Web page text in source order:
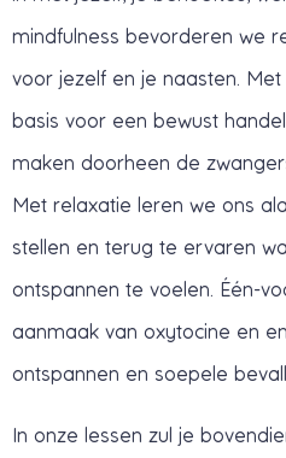
mindfulness bevorderen we
voor jezelf en je naasten.
basis voor een bewust
maken doorheen de
Met relaxatie leren we ons
stellen en terug te ervaren
ontspannen te voelen. Één-
aanmaak van oxytocine en
ontspannen en soepele
In onze lessen zul je